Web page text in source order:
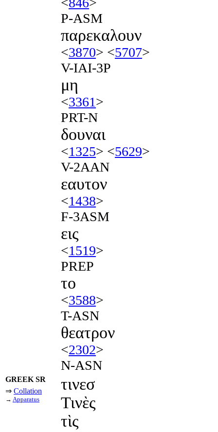
P-ASM
παρεκαλουν
<3870> <5707>
V-IAI-3P
μη
<3361>
PRT-N
δουναι
<1325> <5629>
V-2AAN
εαυτον
<1438>
F-3ASM
εις
<1519>
PREP
το
<3588>
T-ASN
θεατρον
<2302>
N-ASN
GREEK SR
⇒ Collation
→ Apparatus
τινεσ
Τινὲς
τὶς